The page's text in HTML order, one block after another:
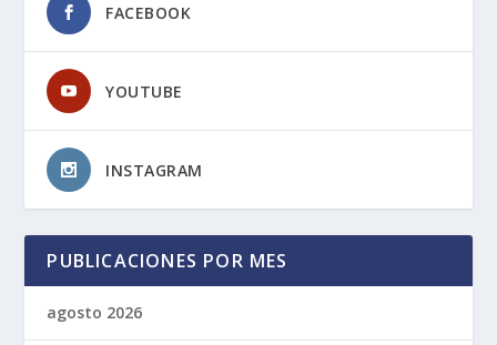
FACEBOOK
YOUTUBE
INSTAGRAM
PUBLICACIONES POR MES
agosto 2026